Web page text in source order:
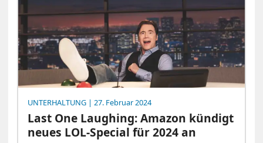
UNTERHALTUNG | 27. Februar 2024
Last One Laughing: Amazon kündigt
neues LOL-Special für 2024 an